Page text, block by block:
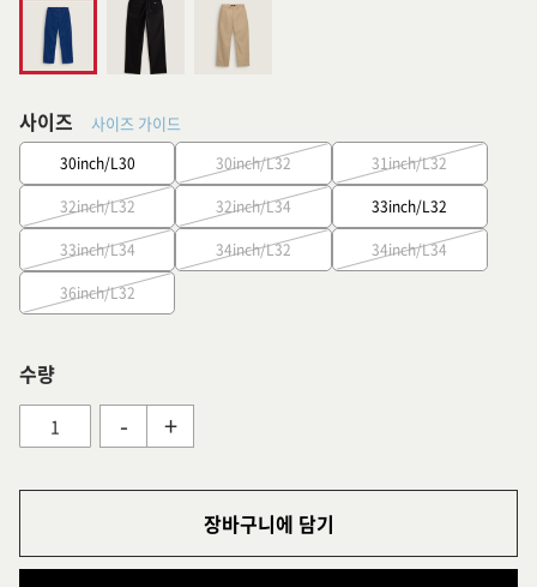
사이즈 사이즈 가이드
30inch/L30 30inch/L32
31inch/L32
32inch/L32
32inch/L34
33inch/L32
33inch/L34
34inch/L32
34inch/L34
36inch/L32
수량
- +
장바구니에 담기